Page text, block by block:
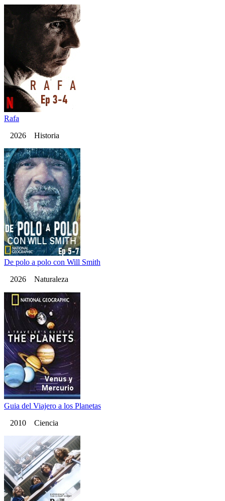
Rafa
2026 Historia
De polo a polo con Will Smith
2026 Naturaleza
Guia del Viajero a los Planetas
2010 Ciencia